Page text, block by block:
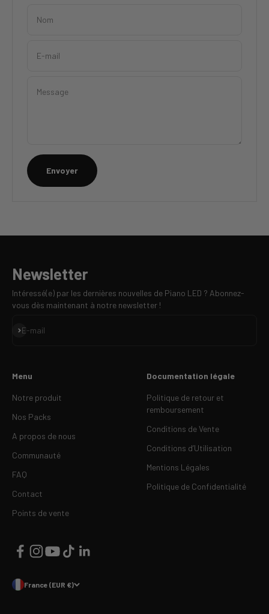
Nom
E-mail
Message
Envoyer
Newsletter
Intéressé(e) par les dernières nouvelles de Piano LED ? Abonnez-
vous dès maintenant à notre newsletter !
E-mail
S'inscrire
Menu
Notre produit
Nos Packs
A propos de nous
Communauté
FAQ
Contact
Points de vente
Documentation légale
Politique de retour et
remboursement
Conditions de Vente
Conditions d’Utilisation
Mentions Légales
Politique de Confidentialité
France (EUR €)